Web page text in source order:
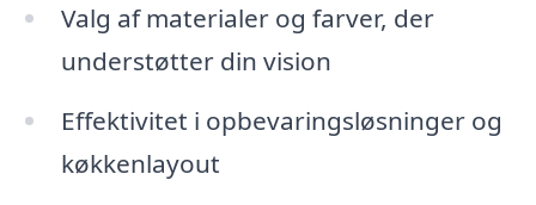
Valg af materialer og farver, der
understøtter din vision
Effektivitet i opbevaringsløsninger og
køkkenlayout